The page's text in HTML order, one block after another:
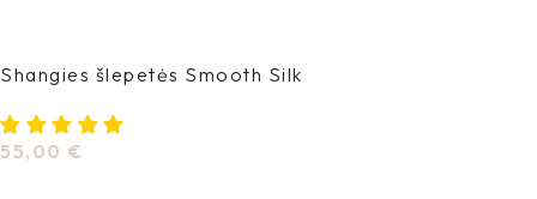
Shangies šlepetės Smooth Silk
55,00 €